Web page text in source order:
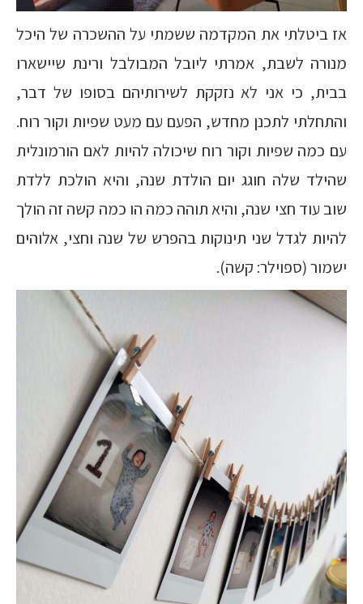
אז ביטלתי את המקדמה ששמתי על ההשכרה של היכל
מנורה לשבת, אמרתי ליובל המבולבל ורינת שיישארו
בבית, כי אני לא נזקקת לשירותיהם בסופו של דבר,
והתחלתי לתכנן מחדש, הפעם עם מעט שפיות וקור רוח.
עם כמה שפיות וקור רוח שיכולה להיות לאם הורמונלית
שהילד שלה חוגג יום הולדת שנה, והיא הולכת ללדת
שוב עוד חצי שנה, והיא תוהה כמה הו כמה קשה זה הולך
להיות לגדל שני תינוקות בהפרש של שנה וחצי, אלוהים
ישמור (ספוילר: קשה).